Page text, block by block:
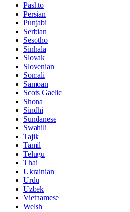
Pashto
Persian
Punjabi
Serbian
Sesotho
Sinhala
Slovak
Slovenian
Somali
Samoan
Scots Gaelic
Shona
Sindhi
Sundanese
Swahili
Tajik
Tamil
Telugu
Thai
Ukrainian
Urdu
Uzbek
Vietnamese
Welsh